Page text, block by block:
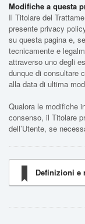
Modifiche a questa
Il Titolare del
presente privacy
su questa pagina e,
tecnicamente e
attraverso uno degli
dunque di consultare
alla data di ultima
Qualora le modifiche
consenso, il Titolare
dell’Utente, se
Definizioni e